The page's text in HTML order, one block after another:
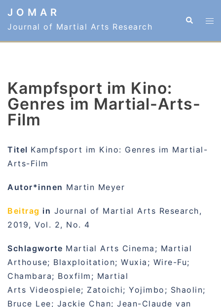
ZumJ O M A R
Journal of Martial Arts Research
Suche
Kampfsport im Kino:
Genres im Martial-Arts-
Film
Titel Kampfsport im Kino: Genres im Martial-
Arts-Film
Autor*innen Martin Meyer
Beitrag in Journal of Martial Arts Research,
2019, Vol. 2, No. 4
Schlagworte Martial Arts Cinema; Martial
Arthouse; Blaxploitation; Wuxia; Wire-Fu;
Chambara; Boxfilm; Martial
Arts Videospiele; Zatoichi; Yojimbo; Shaolin;
Bruce Lee; Jackie Chan; Jean-Claude van